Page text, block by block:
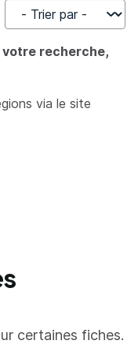
Trier par
recherche,
via le site
certaines fiches.